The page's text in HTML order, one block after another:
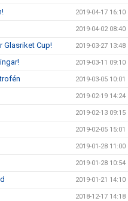
2019-04-17 16:10
2019-04-02 08:40
Glasriket Cup! 2019-03-27 13:48
2019-03-11 09:10
2019-03-05 10:01
2019-02-19 14:24
2019-02-13 09:15
2019-02-05 15:01
2019-01-28 11:00
2019-01-28 10:54
2019-01-21 14:10
2018-12-17 14:18